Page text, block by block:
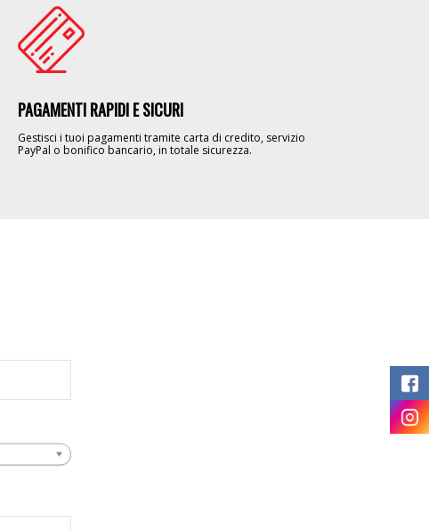
Image
PAGAMENTI RAPIDI E SICURI
Gestisci i tuoi pagamenti tramite carta di credito, servizio
PayPal o bonifico bancario, in totale sicurezza.